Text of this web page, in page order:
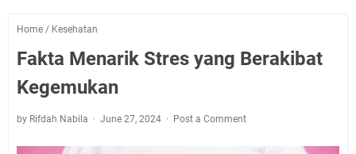
Home / Kesehatan
Fakta Menarik Stres yang Berakibat
Kegemukan
by Rifdah Nabila June 27, 2024 Post a Comment